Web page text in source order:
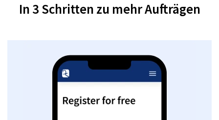
In 3 Schritten zu mehr Aufträgen